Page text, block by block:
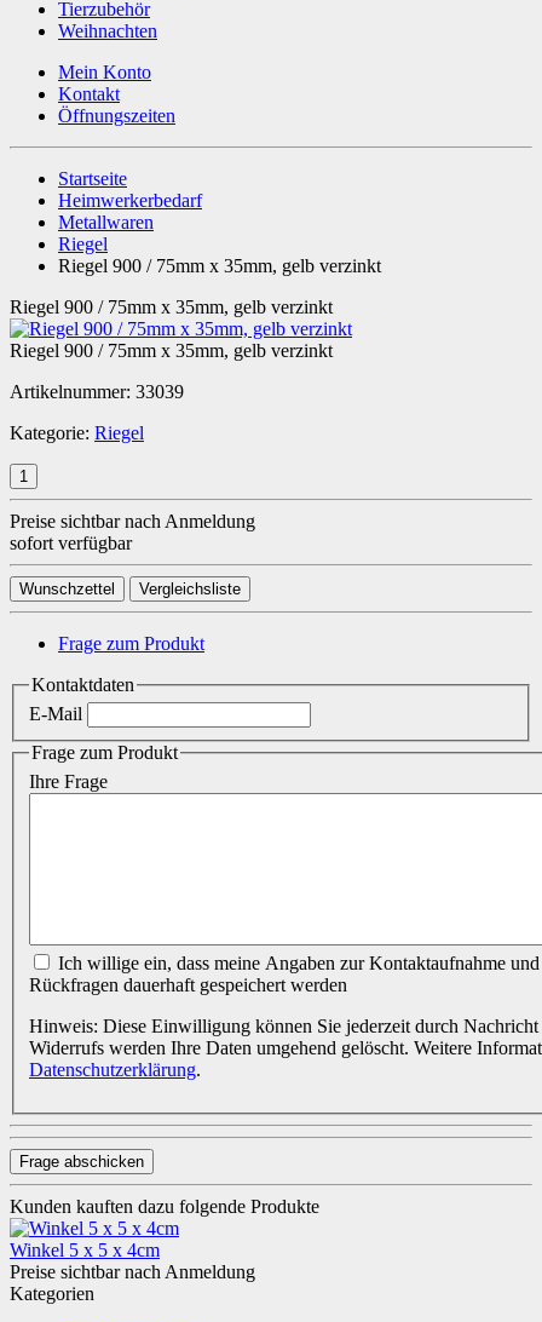
Tierzubehör
Weihnachten
Mein Konto
Kontakt
Öffnungszeiten
Startseite
Heimwerkerbedarf
Metallwaren
Riegel
Riegel 900 / 75mm x 35mm, gelb verzinkt
Riegel 900 / 75mm x 35mm, gelb verzinkt
Riegel 900 / 75mm x 35mm, gelb verzinkt
Artikelnummer: 33039
Kategorie: Riegel
Preise sichtbar nach Anmeldung
sofort verfügbar
Wunschzettel Vergleichsliste
Frage zum Produkt
Kontaktdaten
E-Mail
Frage zum Produkt
Ihre Frage
Rückfragen dauerhaft gespeichert werden
Hinweis: Diese Einwilligung können Sie jederzeit durch
Widerrufs werden Ihre Daten umgehend gelöscht. Weitere
Datenschutzerklärung.
Frage abschicken
Kunden kauften dazu folgende Produkte
Winkel 5 x 5 x 4cm
Preise sichtbar nach Anmeldung
Kategorien